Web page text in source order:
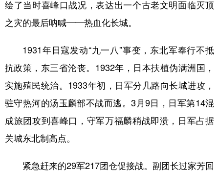
绘了当时喜峰口战况，表达出一个古老文明面临灭顶
之灾的最后呐喊——热血化长城。
1931年日寇发动“九一八”事变，东北军奉行不抵
抗政策，东三省沦丧。1932年，日本扶植伪满洲国，
实施殖民统治。1933年初，日军分几路向长城进攻，
驻守热河的汤玉麟部不战而逃。3月9日，日军第14混
成旅团攻到喜峰口，守军万福麟稍战即溃，日军占据
关城东北制高点。
紧急赶来的29军217团仓促接战。副团长过家芳回